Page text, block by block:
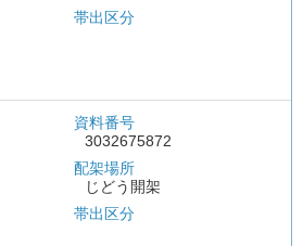
帯出区分
資料番号
3032675872
配架場所
じどう開架
帯出区分